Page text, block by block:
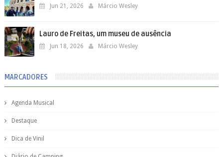
Jun 21, 2026 Márcio Wesley
​Lauro de Freitas, um museu de ausência
Jun 18, 2026 Márcio Wesley
MARCADORES
Agenda Musical
Destaque
Dica de Vinil